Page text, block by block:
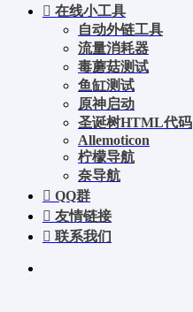
在线小工具
自动外链工具
流量消耗器
毒蘑菇测试
鱼缸测试
原神启动
圣诞树HTML代码
Allemoticon
柠檬导航
奈导航
QQ群
友情链接
联系我们